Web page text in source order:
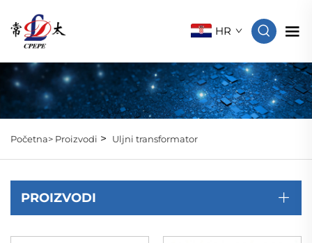
HR
Početna> Proizvodi > Uljni transformator
PROIZVODI